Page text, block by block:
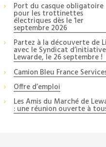
Port du casque obligatoire
pour les trottinettes
électriques dès le 1er
septembre 2026
Partez à la découverte de
avec le Syndicat
Lewarde, le 26 septembre !
Camion Bleu France
Offre d’emploi
Les Amis du Marché de
: une réunion ouverte à